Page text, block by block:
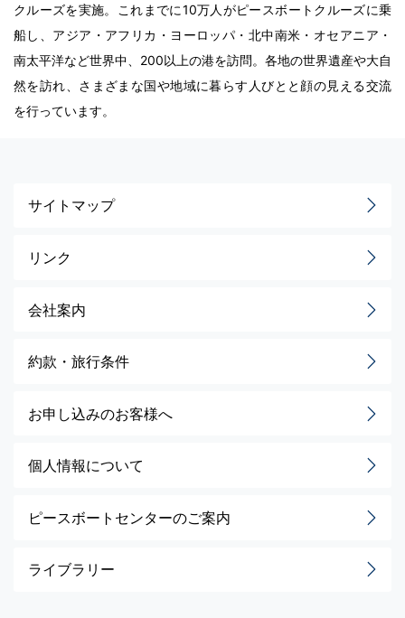
クルーズを実施。これまでに10万人がピースボートクルーズに乗
船し、アジア・アフリカ・ヨーロッパ・北中南米・オセアニア・
南太平洋など世界中、200以上の港を訪問。各地の世界遺産や大自
然を訪れ、さまざまな国や地域に暮らす人びとと顔の見える交流
を行っています。
サイトマップ
リンク
会社案内
約款・旅行条件
お申し込みのお客様へ
個人情報について
ピースボートセンターのご案内
ライブラリー